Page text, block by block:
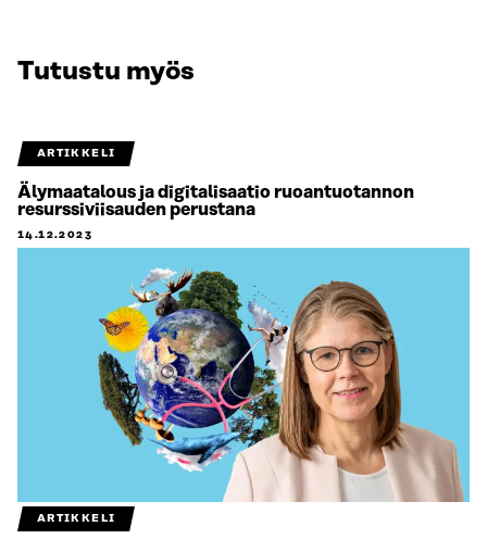
Tutustu myös
ARTIKKELI
Älymaatalous ja digitalisaatio ruoantuotannon
resurssiviisauden perustana
14.12.2023
ARTIKKELI